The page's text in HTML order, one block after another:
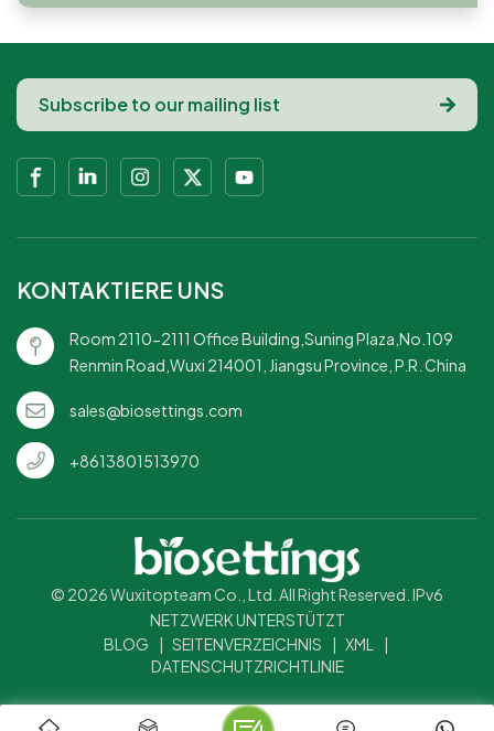
KONTAKTIERE UNS
Room 2110-2111 Office Building,Suning Plaza,No.109
Renmin Road,Wuxi 214001, Jiangsu Province, P.R. China
sales@biosettings.com
+8613801513970
© 2026 Wuxitopteam Co., Ltd. All Right Reserved. IPv6
NETZWERK UNTERSTÜTZT
BLOG
| SEITENVERZEICHNIS | XML
|
DATENSCHUTZRICHTLINIE